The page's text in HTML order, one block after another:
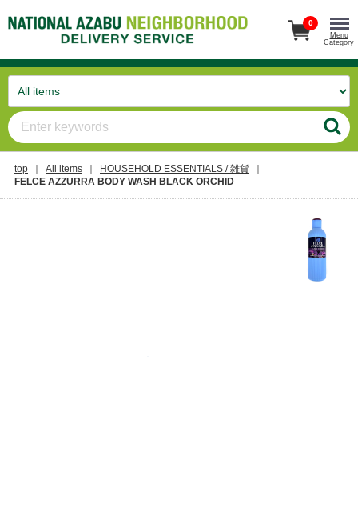
0
Menu
Category
top All items
HOUSEHOLD ESSENTIALS / 雑貨
FELCE AZZURRA BODY WASH BLACK ORCHID